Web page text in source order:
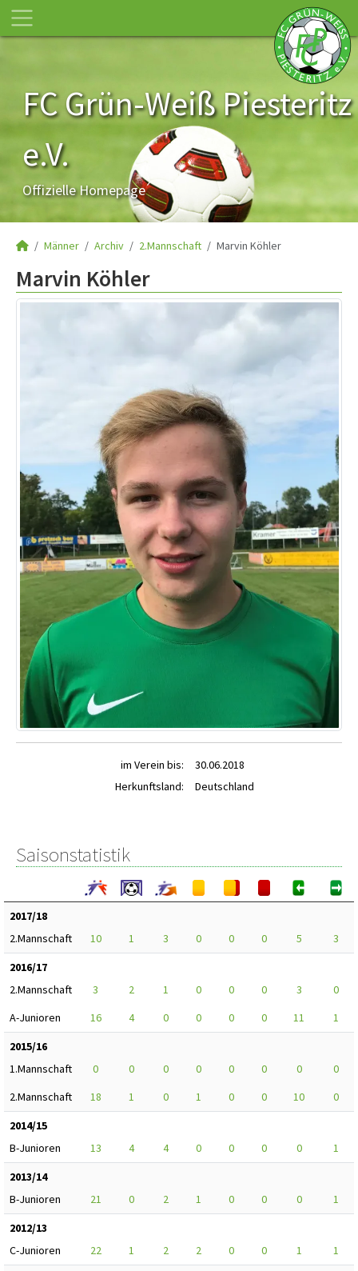
FC Grün-Weiß Piesteritz
e.V.
Offizielle Homepage
Männer Archiv 2.Mannschaft Marvin Köhler
Marvin Köhler
im Verein bis:
30.06.2018
Herkunftsland:
Deutschland
Saisonstatistik
2017/18
2.Mannschaft
10 1 3 0 0 0 5
3
2016/17
2.Mannschaft
3 2 1 0 0 0 3
0
A-Junioren
16 4 0 0 0 0 11
1
2015/16
1.Mannschaft
0 0 0 0 0 0 0
0
2.Mannschaft
18 1 0 1 0 0 10
0
2014/15
B-Junioren
13 4 4 0 0 0 0
1
2013/14
B-Junioren
21 0 2 1 0 0 0
1
2012/13
C-Junioren
22 1 2 2 0 0 1
1